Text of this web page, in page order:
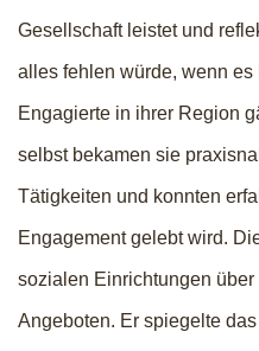
Gesellschaft leistet und
alles fehlen würde, wenn
Engagierte in ihrer Region
selbst bekamen sie
Tätigkeiten und konnten
Engagement gelebt wird.
sozialen Einrichtungen
Angeboten. Er spiegelte